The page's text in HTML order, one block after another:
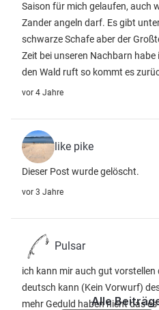
Saison für mich gelaufen, auch
Zander angeln darf. Es gibt
schwarze Schafe aber der
Zeit bei unseren Nachbarn habe
den Wald ruft so kommt es
vor 4 Jahre
like pike
Dieser Post wurde gelöscht.
vor 3 Jahre
Pulsar
ich kann mir auch gut vorstellen
deutsch kann (Kein Vorwurf)
mehr Geduld haben nicht das
Alle